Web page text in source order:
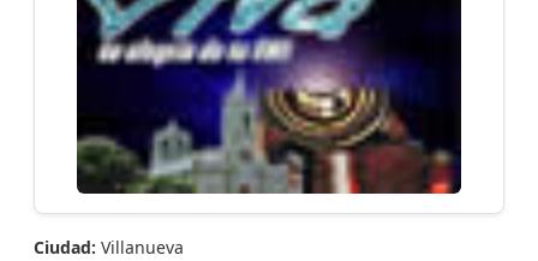
Ciudad: Villanueva